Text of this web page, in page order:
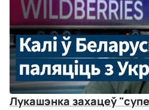
Лукашэнка захацеў